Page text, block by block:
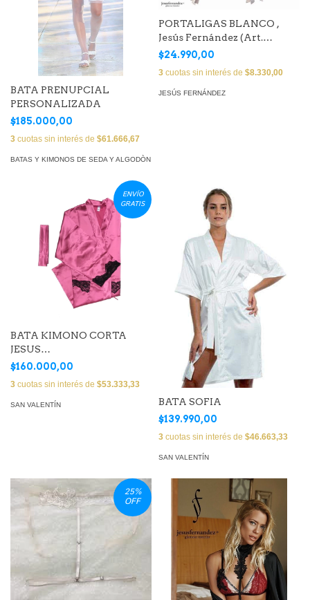
BATA PRENUPCIAL
PERSONALIZADA
$185.000,00
3 cuotas sin interés de $61.666,67
BATAS Y KIMONOS DE SEDA Y ALGODÒN
PORTALIGAS BLANCO ,
Jesús Fernández (Art.
EMAPLI01)
$24.990,00
3 cuotas sin interés de $8.330,00
JESÚS FERNÁNDEZ
ENVÍO
GRATIS
BATA KIMONO CORTA
JESUS
FERNANDEZ(JFBATA23)
$160.000,00
3 cuotas sin interés de $53.333,33
SAN VALENTÍN
BATA SOFIA
$139.990,00
3 cuotas sin interés de $46.663,33
SAN VALENTÍN
25%
OFF